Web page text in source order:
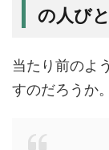
の人びと
当たり前のよ
すのだろうか。